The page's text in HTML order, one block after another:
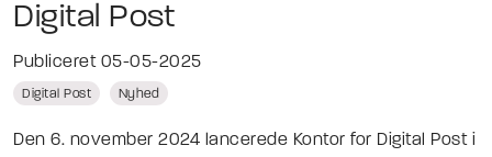
Digital Post
Publiceret 05-05-2025
Digital Post Nyhed
Den 6. november 2024 lancerede Kontor for Digital Post i